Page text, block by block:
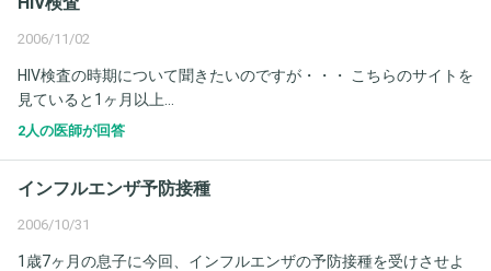
2006/11/02
HIV検査の時期について聞きたいのですが・・・ こちらのサイトを
見ていると1ヶ月以上...
2人の医師が回答
インフルエンザ予防接種
2006/10/31
1歳7ヶ月の息子に今回、インフルエンザの予防接種を受けさせよ